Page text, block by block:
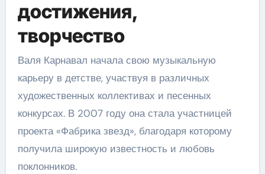
достижения,
творчество
Валя Карнавал начала свою музыкальную
карьеру в детстве, участвуя в различных
художественных коллективах и песенных
конкурсах. В 2007 году она стала участницей
проекта «Фабрика звезд», благодаря которому
получила широкую известность и любовь
поклонников.